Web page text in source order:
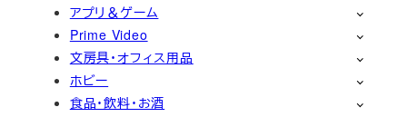
アプリ＆ゲーム
Prime Video
文房具・オフィス用品
ホビー
食品・飲料・お酒